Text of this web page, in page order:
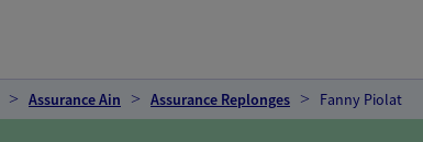
Assurance Ain Assurance Replonges Fanny Piolat